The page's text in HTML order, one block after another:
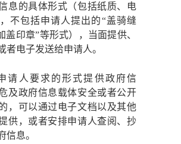
息的具体形式（包括纸质、电
不包括申请人提出的“盖骑缝
盖印章”等形式），当面提供、
者电子发送给申请人。
请人要求的形式提供政府信
及政府信息载体安全或者公开
，可以通过电子文档以及其他
供，或者安排申请人查阅、抄
信息。